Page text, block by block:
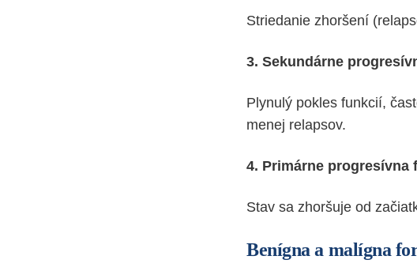
Striedanie zhoršení
3. Sekundárne
Plynulý pokles funkcií,
menej relapsov.
4. Primárne progresívna
Stav sa zhoršuje od
Benígna a malígna